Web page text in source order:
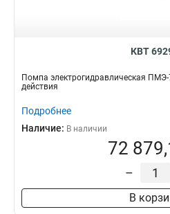
КВТ
Помпа электрогидравлическая
действия
Подробнее
Наличие: В наличии
72
–
В